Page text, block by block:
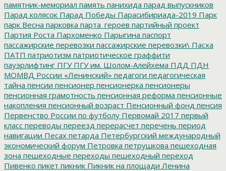
памятник-мемориал память панихида парад выпускников
Парад колясок Парад Победы Парасибириада-2019 Парк
парк Весна парковка парта_героев партийный проект
Партия Роста Пархоменко Парыгина паспорт
пассажирские перевозки пассажирские перевозки\ Пасха
ПАТП патриотизм патриотическое граффити
пауэрлифтинг ПГУПГУ им. Шолом-Алейхема ПДД ПДН
МОМВД России «Ленинский» педагоги педагогическая
тайна пенсии пенсионер пенсионерка пенсионеры
пенсионная грамотность пенсионная реформа пенсионные
накопления пенсионный возраст Пенсионный фонд пенсия
Первенство России по футболу Первомай 2017 первый
класс переводы переезд перерасчет перечень период
навигации Песах петарда Петербургский международный
экономический форум Петровка петрушкова пешеходная
зона пешеходные переходы пешеходный переход
Пивенко пикет пикник Пикник на площади Ленина